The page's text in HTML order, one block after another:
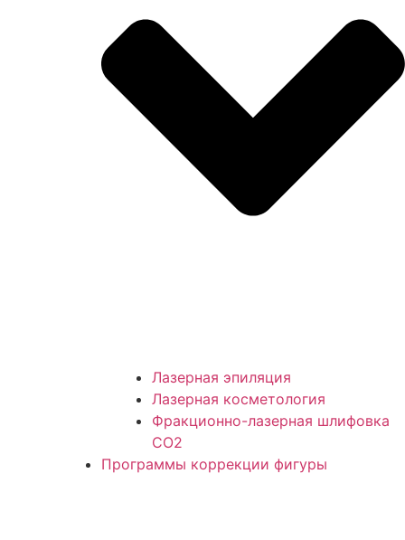
Лазерная эпиляция
Лазерная косметология
Фракционно-лазерная шлифовка
СО2
Программы коррекции фигуры